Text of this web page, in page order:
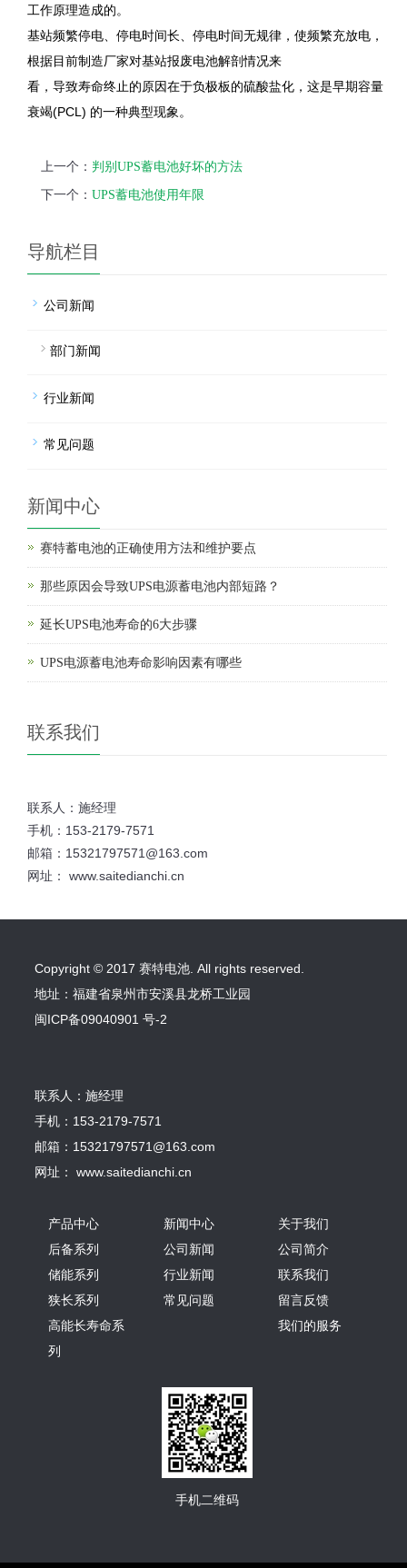
工作原理造成的。
基站频繁停电、停电时间长、停电时间无规律，使频繁充放电，
根据目前制造厂家对基站报废电池解剖情况来
看，导致寿命终止的原因在于负极板的硫酸盐化，这是早期容量
衰竭(PCL) 的一种典型现象。
上一个： 判别UPS蓄电池好坏的方法
下一个： UPS蓄电池使用年限
导航栏目
公司新闻
部门新闻
行业新闻
常见问题
新闻中心
赛特蓄电池的正确使用方法和维护要点
那些原因会导致UPS电源蓄电池内部短路？
延长UPS电池寿命的6大步骤
UPS电源蓄电池寿命影响因素有哪些
联系我们
联系人：施经理
手机：153-2179-7571
邮箱：15321797571@163.com
网址： www.saitedianchi.cn
Copyright © 2017 赛特电池. All rights reserved.
地址：福建省泉州市安溪县龙桥工业园
闽ICP备09040901 号-2
联系人：施经理
手机：153-2179-7571
邮箱：15321797571@163.com
网址： www.saitedianchi.cn
产品中心
后备系列
储能系列
狭长系列
高能长寿命系
列
新闻中心
公司新闻
行业新闻
常见问题
关于我们
公司简介
联系我们
留言反馈
我们的服务
手机二维码